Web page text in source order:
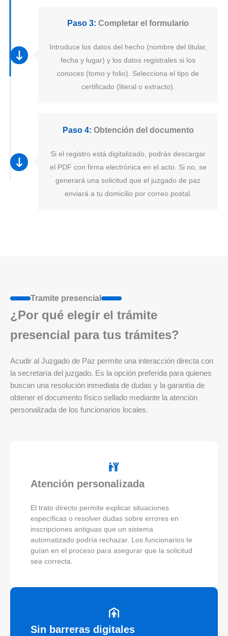
Paso 3: Completar el formulario
Introduce los datos del hecho (nombre del titular,
fecha y lugar) y los datos registrales si los
conoces (tomo y folio). Selecciona el tipo de
certificado (literal o extracto).
Paso 4: Obtención del documento
Si el registro está digitalizado, podrás descargar
el PDF con firma electrónica en el acto. Si no, se
generará una solicitud que el juzgado de paz
enviará a tu domicilio por correo postal.
Tramite presencial
¿Por qué elegir el trámite
presencial para tus trámites?
Acudir al Juzgado de Paz permite una interacción directa con
la secretaría del juzgado. Es la opción preferida para quienes
buscan una resolución inmediata de dudas y la garantía de
obtener el documento físico sellado mediante la atención
personalizada de los funcionarios locales.
Atención personalizada
El trato directo permite explicar situaciones
específicas o resolver dudas sobre errores en
inscripciones antiguas que un sistema
automatizado podría rechazar. Los funcionarios te
guían en el proceso para asegurar que la solicitud
sea correcta.
Sin barreras digitales